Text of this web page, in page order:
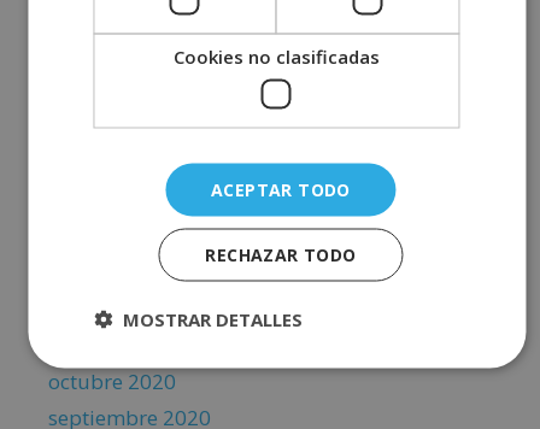
mayo 2021
febrero 2021
diciembre 2020
octubre 2020
septiembre 2020
Cookies no clasificadas
ACEPTAR TODO
RECHAZAR TODO
MOSTRAR DETALLES